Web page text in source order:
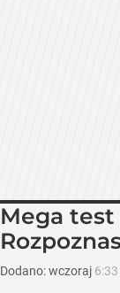
Mega test
Dodano:wczoraj 6:33